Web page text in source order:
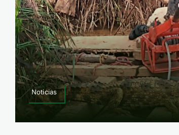
Noticias